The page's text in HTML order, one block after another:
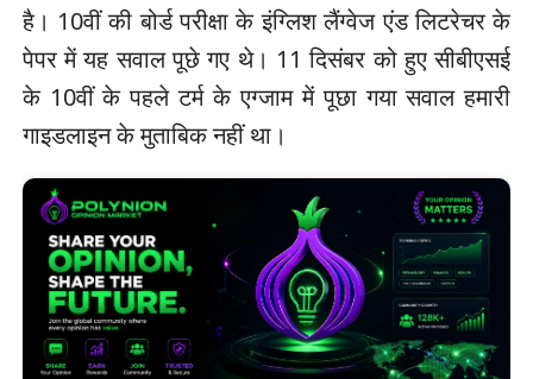
है। 10वीं की बोर्ड परीक्षा के इंग्लिश लैंग्वेज एंड लिटरेचर के
पेपर में यह सवाल पूछे गए थे। 11 दिसंबर को हुए सीबीएसई
के 10वीं के पहले टर्म के एग्जाम में पूछा गया सवाल हमारी
गाइडलाइन के मुताबिक नहीं था।